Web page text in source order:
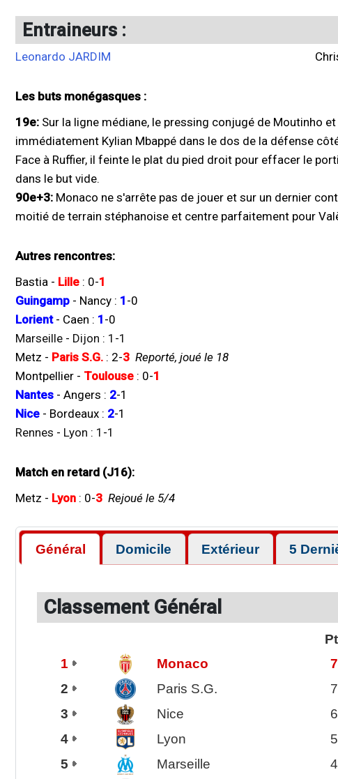
Entraineurs :
Leonardo JARDIM
Les buts monégasques :
19e: Sur la ligne médiane, le pressing conjugé de Moutinho
immédiatement Kylian Mbappé dans le dos de la défense
Face à Ruffier, il feinte le plat du pied droit pour effacer le
dans le but vide.
90e+3: Monaco ne s'arrête pas de jouer et sur un dernier
moitié de terrain stéphanoise et centre parfaitement pour
Autres rencontres:
Bastia - Lille : 0-1
Guingamp - Nancy : 1 -0
Lorient- Caen : 1 -0
Marseille - Dijon : 1 -1
Metz - Paris S.G. : 2-3 Reporté, joué le 18
Montpellier - Toulouse : 0-1
Nantes - Angers : 2-1
Nice - Bordeaux : 2-1
Rennes - Lyon : 1 -1
Match en retard (J16):
Metz - Lyon : 0-3 Rejoué le 5/4
Général Domicile Extérieur 5
Classement Général
1
Monaco
2
Paris S.G.
3
Nice
4
Lyon
5
Marseille